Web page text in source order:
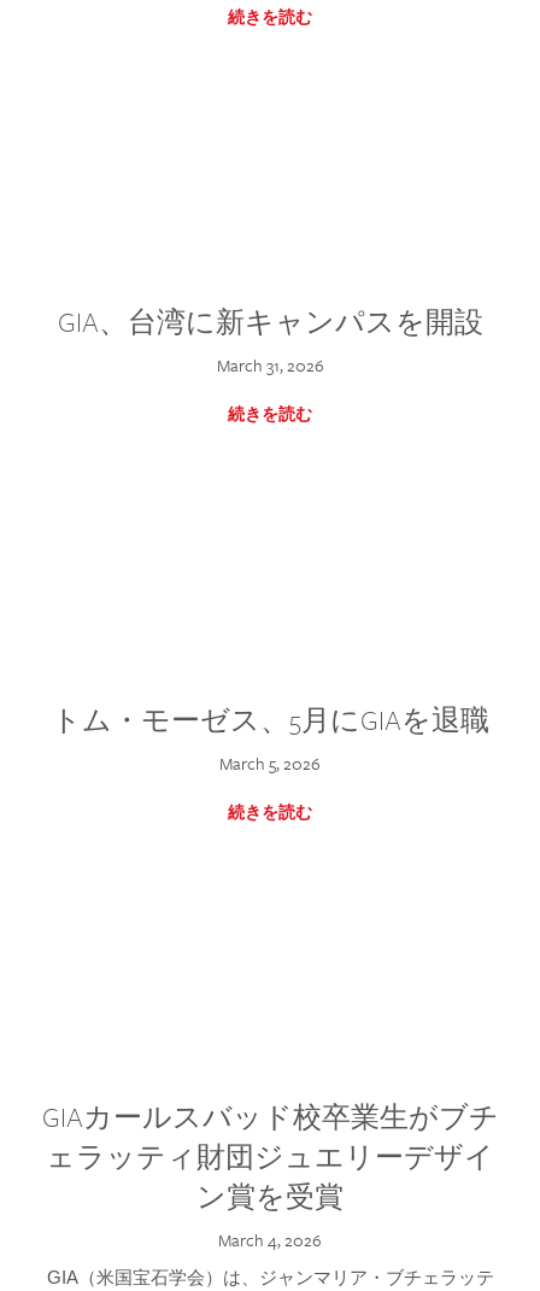
続きを読む
GIA、台湾に新キャンパスを開設
March 31, 2026
続きを読む
トム・モーゼス、5月にGIAを退職
March 5, 2026
続きを読む
GIAカールスバッド校卒業生がブチ
ェラッティ財団ジュエリーデザイ
ン賞を受賞
March 4, 2026
GIA（米国宝石学会）は、ジャンマリア・ブチェラッテ